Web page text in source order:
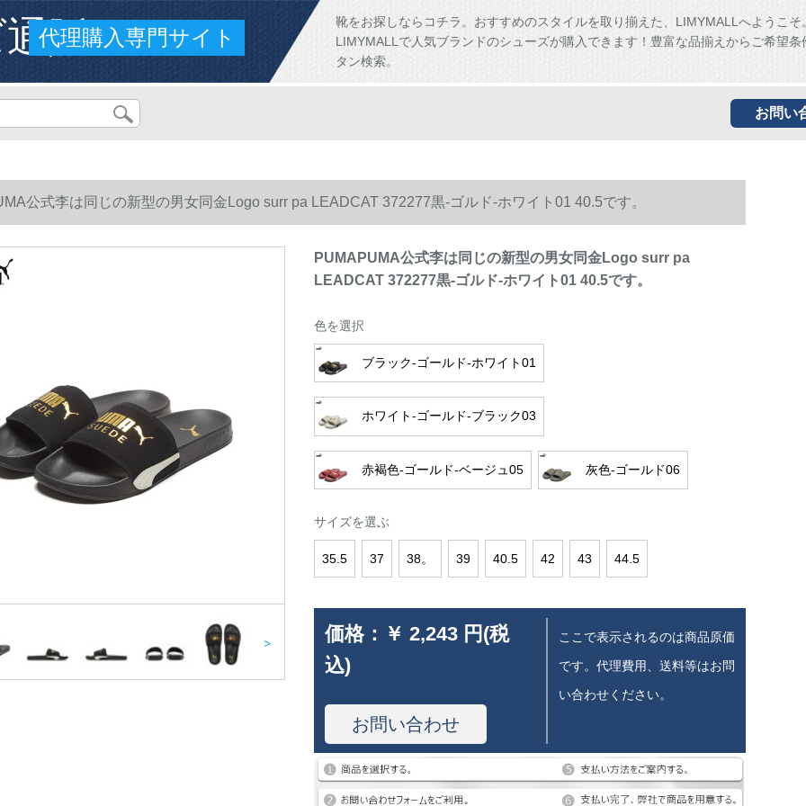
販
代理購入専門サイト
靴をお探しならコチラ。おすすめのスタイルを取り揃えた、LIMYMALLへようこそ
LIMYMALLで人気ブランドのシューズが購入できます！豊富な品揃えからご希望条
タン検索。
お問い
公式李は同じの新型の男女同金Logo surr pa LEADCAT 372277黒-ゴルド-ホワイト01 40.5です。
>
PUMAPUMA公式李は同じの新型の男女同金Logo surr pa
LEADCAT 372277黒-ゴルド-ホワイト01 40.5です。
色を選択
ブラック-ゴールド-ホワイト01
ホワイト-ゴールド-ブラック03
赤褐色-ゴールド-ベージュ05 灰色-ゴールド06
サイズを選ぶ
35.5 37 38。 39 40.5 42 43 44.5
価格： ￥ 2,243 円(税
込)
お問い合わせ
ここで表示されるのは商品原価
です。代理費用、送料等はお問
い合わせください。